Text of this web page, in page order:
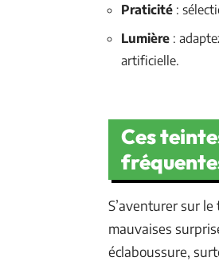
Praticité :
Lumière :
artificielle.
Ces
S’aventurer sur
mauvaises
éclaboussure,